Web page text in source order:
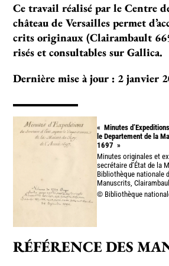
Ce tra­­­­vail réa­­­­lisé par le Centre
châ­­­­teau de Versailles per­­­­met
crits ori­­­­gi­­­­naux (Clairambault
risés et consul­­­­ta­­­­bles sur Gallica.
Dernière mise à jour : 2 janvier
« Minutes
le Departement de la
1697 »
Minutes originales et
secrétaire d’État de la
Bibliothèque nationale
Manuscrits,
© Bibliothèque
RÉFÉRENCE DES